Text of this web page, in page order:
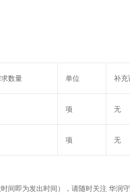
求数量 单位 补充
项 无
项 无
间即为发出时间），请随时关注 华润